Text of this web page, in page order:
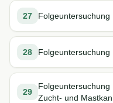
27 Folgeuntersuchung
28 Folgeuntersuchung
29
Folgeuntersuchung
Zucht- und